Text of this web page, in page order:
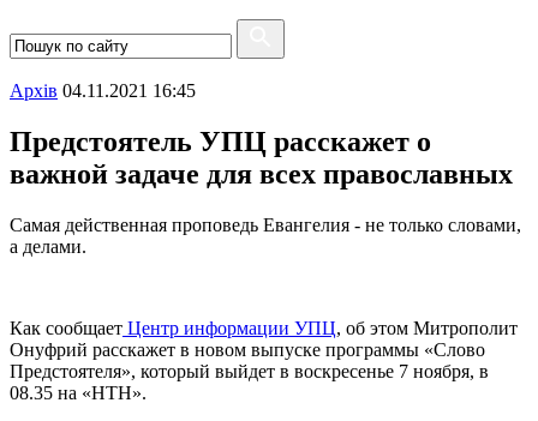
Архiв 04.11.2021 16:45
Предстоятель УПЦ расскажет о
важной задаче для всех православных
Самая действенная проповедь Евангелия - не только словами,
а делами.
Как сообщает Центр информации УПЦ, об этом Митрополит
Онуфрий расскажет в новом выпуске программы «Слово
Предстоятеля», который выйдет в воскресенье 7 ноября, в
08.35 на «НТН».